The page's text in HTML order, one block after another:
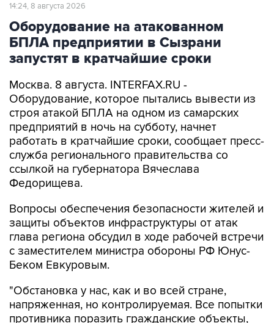
14:24, 8 августа 2026
Оборудование на атакованном
БПЛА предприятии в Сызрани
запустят в кратчайшие сроки
Москва. 8 августа. INTERFAX.RU -
Оборудование, которое пытались вывести из
строя атакой БПЛА на одном из самарских
предприятий в ночь на субботу, начнет
работать в кратчайшие сроки, сообщает пресс-
служба регионального правительства со
ссылкой на губернатора Вячеслава
Федорищева.
Вопросы обеспечения безопасности жителей и
защиты объектов инфраструктуры от атак
глава региона обсудил в ходе рабочей встречи
с заместителем министра обороны РФ Юнус-
Беком Евкуровым.
"Обстановка у нас, как и во всей стране,
напряженная, но контролируемая. Все попытки
противника поразить гражданские объекты,